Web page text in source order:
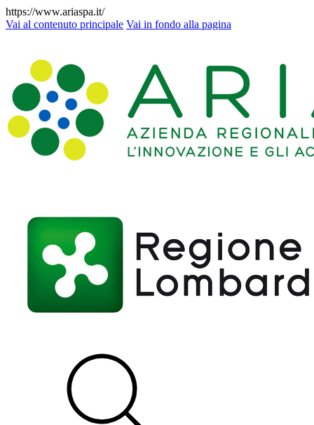
https://www.ariaspa.it/
Vai al contenuto principale Vai in fondo alla pagina